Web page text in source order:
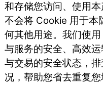
和存储您访问、使用
不会将 Cookie 用于本
何其他用途。我们使
与服务的安全、高效
与交易的安全状态，
况，帮助您省去重复